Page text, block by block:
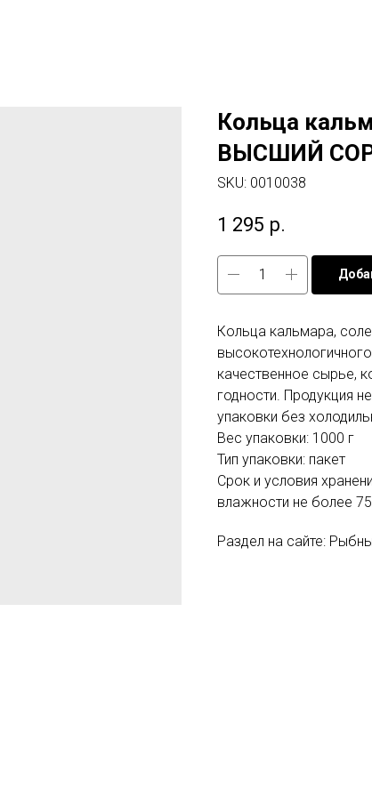
Кольца
ВЫСШИЙ
SKU: 0010038
1 295 р.
Кольца кальмара,
качественное сырье,
годности. Продукция
упаковки без
Вес упаковки: 1000 г
Тип упаковки: пакет
Срок и условия
влажности не более
Раздел на сайте: